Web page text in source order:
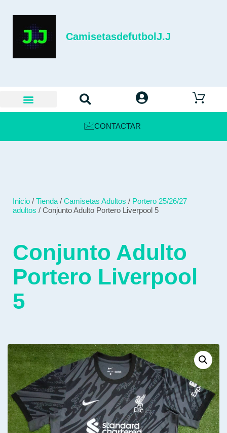
CamisetasdefutbolJ.J
CONTACTAR
Inicio / Tienda / Camisetas Adultos / Portero 25/26/27
adultos / Conjunto Adulto Portero Liverpool 5
Conjunto Adulto
Portero Liverpool
5